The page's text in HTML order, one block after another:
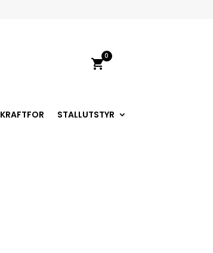
shopping_cart
0
KRAFTFOR
STALLUTSTYR